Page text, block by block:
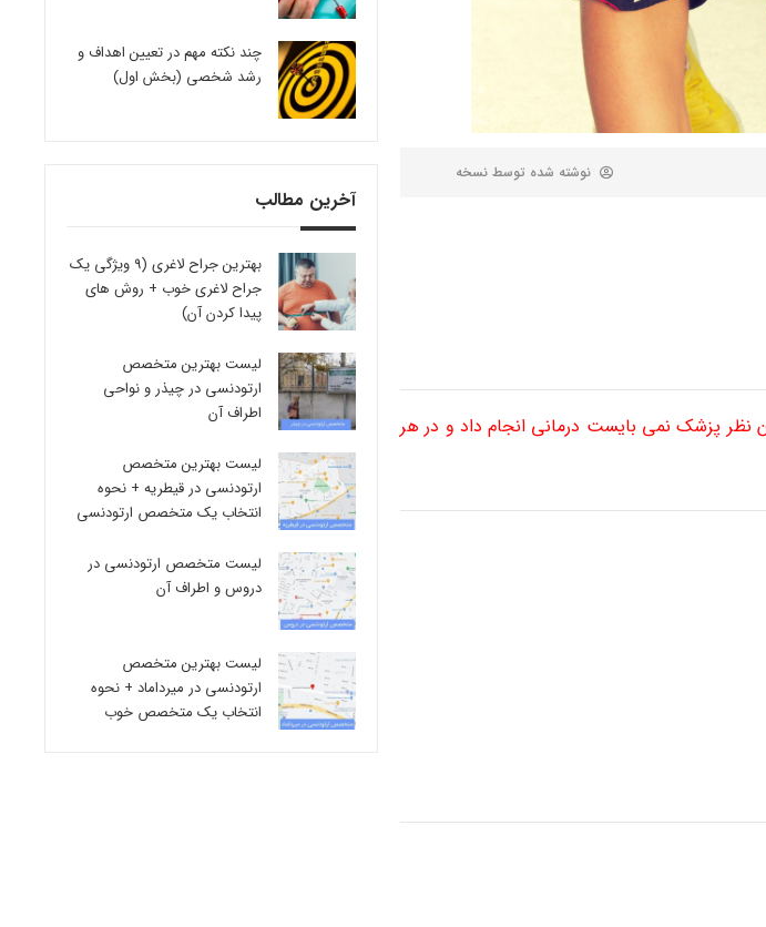
نوشته شده توسط نسخه
پزشک نمی بایست درمانی انجام داد و در هر
چند نکته مهم در تعیین اهداف و
رشد شخصی (بخش اول)
آخرین مطالب
بهترین جراح لاغری (9 ویژگی یک
جراح لاغری خوب + روش های
پیدا کردن آن)
لیست بهترین متخصص
ارتودنسی در چیذر و نواحی
اطراف آن
لیست بهترین متخصص
ارتودنسی در قیطریه + نحوه
انتخاب یک متخصص ارتودنسی
لیست متخصص ارتودنسی در
دروس و اطراف آن
لیست بهترین متخصص
ارتودنسی در میرداماد + نحوه
انتخاب یک متخصص خوب